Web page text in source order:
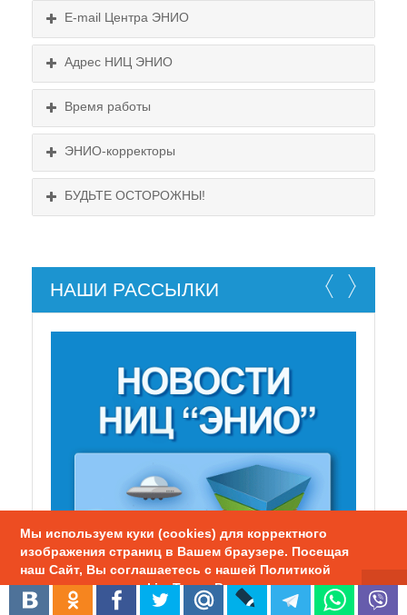
Схема проезда
Выходные:
Схема проезда
Выходные:
E-mail Центра ЭНИО
Адрес НИЦ ЭНИО
Время работы
ЭНИО-корректоры
БУДЬТЕ ОСТОРОЖНЫ!
НАШИ РАССЫЛКИ
Мы используем куки (cookies) для корректного
изображения страниц в Вашем браузере. Посещая
наш Сайт, Вы соглашаетесь с нашей Политикой
использования cookie. Также Вы можете
настроить использование куки в браузере.